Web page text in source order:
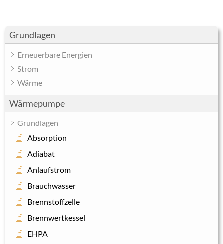
Grundlagen
Erneuerbare Energien
Strom
Wärme
Wärmepumpe
Grundlagen
Absorption
Adiabat
Anlaufstrom
Brauchwasser
Brennstoffzelle
Brennwertkessel
EHPA